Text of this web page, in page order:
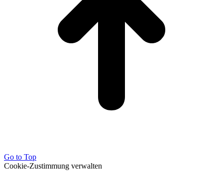
Go to Top
Cookie-Zustimmung verwalten